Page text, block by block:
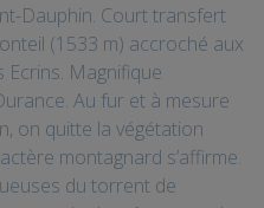
Dauphin. Court transfert
(1533 m) accroché aux
Magnifique
Au fur et à mesure
on quitte la végétation
montagnard s’affirme.
du torrent de